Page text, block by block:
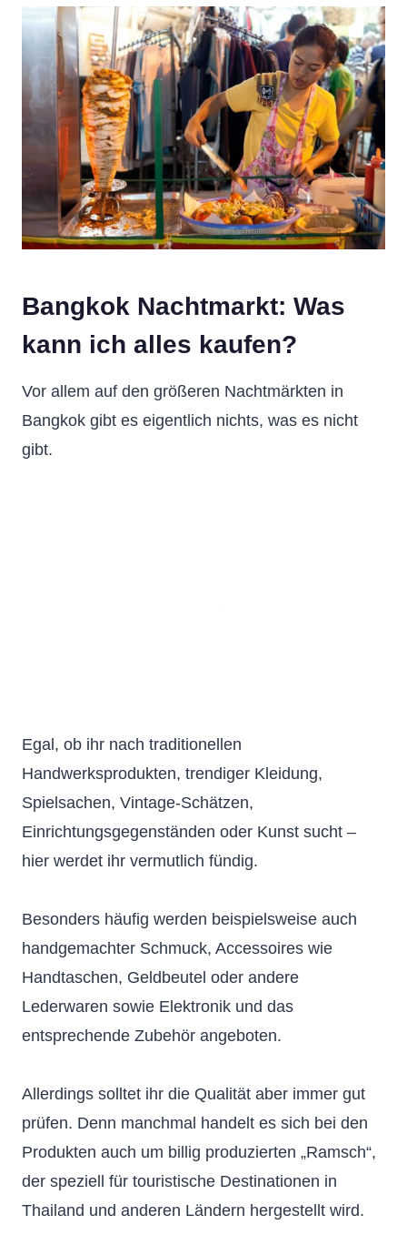
Bangkok Nachtmarkt: Was
kann ich alles kaufen?
Vor allem auf den größeren Nachtmärkten in
Bangkok gibt es eigentlich nichts, was es nicht
gibt.
Egal, ob ihr nach traditionellen
Handwerksprodukten, trendiger Kleidung,
Spielsachen, Vintage-Schätzen,
Einrichtungsgegenständen oder Kunst sucht –
hier werdet ihr vermutlich fündig.
Besonders häufig werden beispielsweise auch
handgemachter Schmuck, Accessoires wie
Handtaschen, Geldbeutel oder andere
Lederwaren sowie Elektronik und das
entsprechende Zubehör angeboten.
Allerdings solltet ihr die Qualität aber immer gut
prüfen. Denn manchmal handelt es sich bei den
Produkten auch um billig produzierten „Ramsch“,
der speziell für touristische Destinationen in
Thailand und anderen Ländern hergestellt wird.